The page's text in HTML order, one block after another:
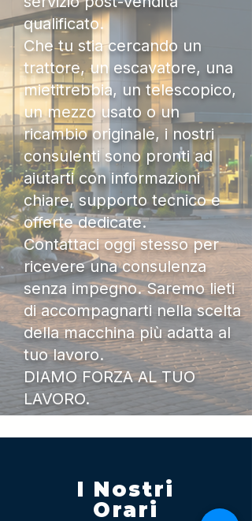
qualificato.
Che tu stia cercando un
trattore, un escavatore, una
mietitrebbia, un telescopico,
un mezzo usato o un
ricambio originale, i nostri
consulenti sono pronti ad
aiutarti con informazioni
chiare, supporto tecnico e
offerte dedicate.
Contattaci oggi stesso per
ricevere una consulenza
senza impegno. Saremo lieti
di accompagnarti nella scelta
della macchina più adatta al
tuo lavoro.
DIAMO FORZA AL TUO
LAVORO.
I Nostri
Orari